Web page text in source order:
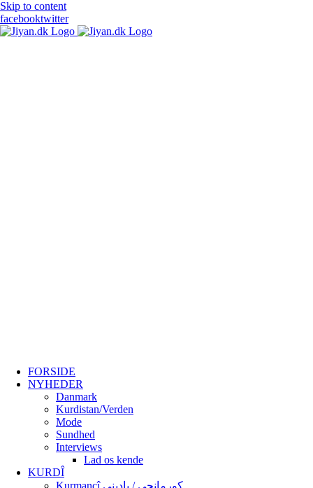
Skip to content
facebooktwitter
FORSIDE
NYHEDER
Danmark
Kurdistan/Verden
Mode
Sundhed
Interviews
Lad os kende
KURDÎ
Kurmancî کورمانجی / بادینی